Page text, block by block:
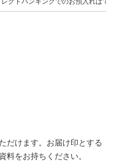
だけます。お届け印とする
料をお持ちください。